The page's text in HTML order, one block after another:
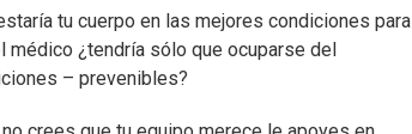
tu cuerpo en las mejores condiciones para
médico ¿tendría sólo que ocuparse del
– prevenibles?